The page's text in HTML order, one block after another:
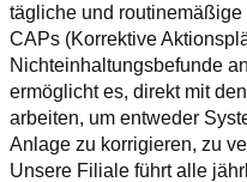
tägliche und routinemäßige
CAPs (Korrektive
Nichteinhaltungsbefunde
ermöglicht es, direkt mit
arbeiten, um entweder
Anlage zu korrigieren, zu
Unsere Filiale führt alle